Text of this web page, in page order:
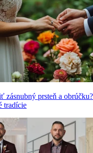
zásnubný prsteň a
tradície